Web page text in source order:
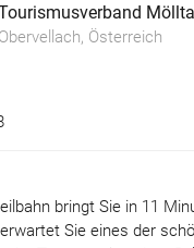
Obervellach, Österreich
bringt Sie in 11
Sie eines der